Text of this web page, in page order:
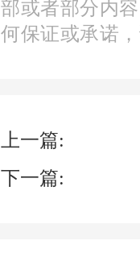
部或者部分内
何保证或承诺
上一篇:
下一篇: